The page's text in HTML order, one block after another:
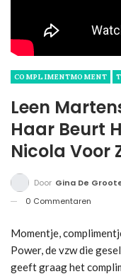
COMPLIMENTMOMENT
Leen
Haar Beurt
Nicola Voor
Door Gina De
0 Commentaren
Momentje,
Power, de vzw die
geeft graag het